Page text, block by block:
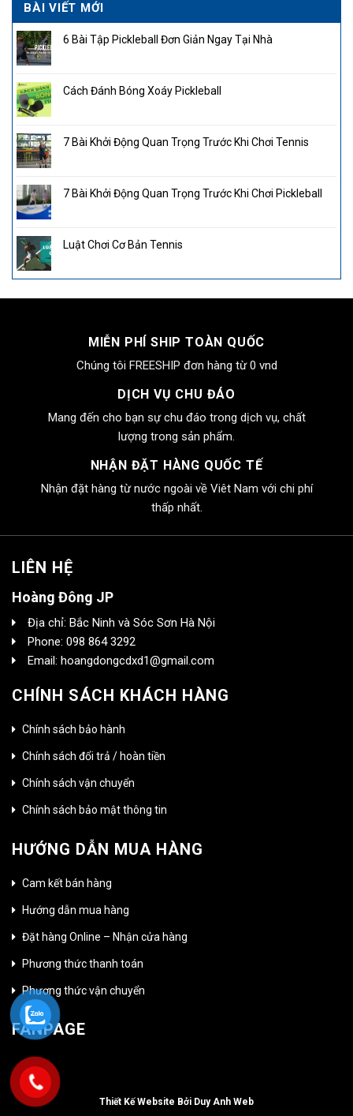
BÀI VIẾT MỚI
6 Bài Tập Pickleball Đơn Giản Ngay Tại Nhà
Cách Đánh Bóng Xoáy Pickleball
7 Bài Khởi Động Quan Trọng Trước Khi Chơi Tennis
7 Bài Khởi Động Quan Trọng Trước Khi Chơi Pickleball
Luật Chơi Cơ Bản Tennis
MIỄN PHÍ SHIP TOÀN QUỐC
Chúng tôi FREESHIP đơn hàng từ 0 vnd
DỊCH VỤ CHU ĐÁO
Mang đến cho bạn sự chu đáo trong dịch vụ, chất
lượng trong sản phẩm.
NHẬN ĐẶT HÀNG QUỐC TẾ
Nhận đặt hàng từ nước ngoài về Viêt Nam với chi phí
thấp nhất.
LIÊN HỆ
Hoàng Đông JP
Địa chỉ: Bắc Ninh và Sóc Sơn Hà Nội
Phone: 098 864 3292
Email: hoangdongcdxd1@gmail.com
CHÍNH SÁCH KHÁCH HÀNG
Chính sách bảo hành
Chính sách đổi trả / hoàn tiền
Chính sách vận chuyển
Chính sách bảo mật thông tin
HƯỚNG DẪN MUA HÀNG
Cam kết bán hàng
Hướng dẫn mua hàng
Đặt hàng Online – Nhận cửa hàng
Phương thức thanh toán
Phương thức vận chuyển
FANPAGE
Thiết Kế Website Bởi Duy Anh Web